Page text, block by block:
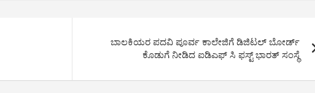
ಬಾಲಕಿಯರ ಪದವಿ ಪೂರ್ವ ಕಾಲೇಜಿಗೆ ಡಿಜಿಟಲ್ ಬೋರ್ಡ್
ಕೊಡುಗೆ ನೀಡಿದ ಐಡಿಎಫ್ ಸಿ ಫಸ್ಟ್ ಭಾರತ್ ಸಂಸ್ಥೆ